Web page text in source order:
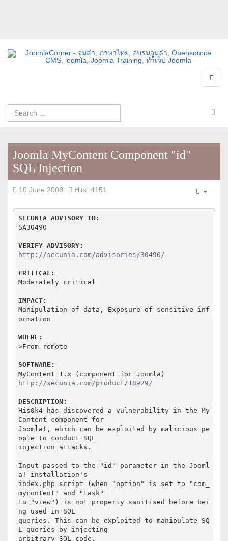
Joomla MyContent Component "id"
SQL Injection
10 June 2008
Hits: 4151
SECUNIA ADVISORY ID:
SA30490
VERIFY ADVISORY:
http://secunia.com/advisories/30490/
CRITICAL:
Moderately critical
IMPACT:
Manipulation of data, Exposure of sensitive inf
ormation
WHERE:
>From remote
SOFTWARE:
http://secunia.com/product/18929/
DESCRIPTION:
His0k4 has discovered a vulnerability in the My
Content component for
Joomla!, which can be exploited by malicious pe
ople to conduct SQL
injection attacks.
Input passed to the "id" parameter in the Jooml
a! installation's
index.php script (when "option" is set to "com_
mycontent" and "task"
to "view") is not properly sanitised before bei
ng used in SQL
queries. This can be exploited to manipulate SQ
L queries by injecting
arbitrary SQL code.